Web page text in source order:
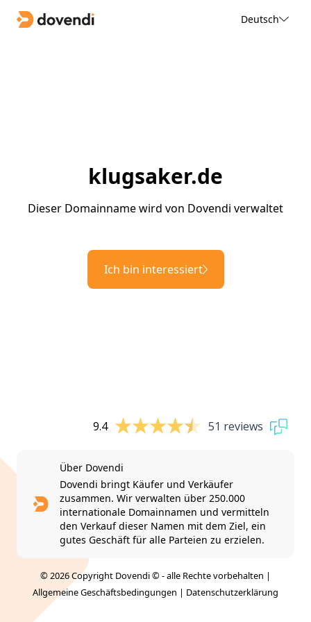
Deutsch
klugsaker.de
Dieser Domainname wird von Dovendi verwaltet
Ich bin interessiert
9.4 51 reviews
Über Dovendi
Dovendi bringt Käufer und Verkäufer
zusammen. Wir verwalten über 250.000
internationale Domainnamen und vermitteln
den Verkauf dieser Namen mit dem Ziel, ein
gutes Geschäft für alle Parteien zu erzielen.
© 2026 Copyright Dovendi © - alle Rechte vorbehalten |
Allgemeine Geschäftsbedingungen | Datenschutzerklärung